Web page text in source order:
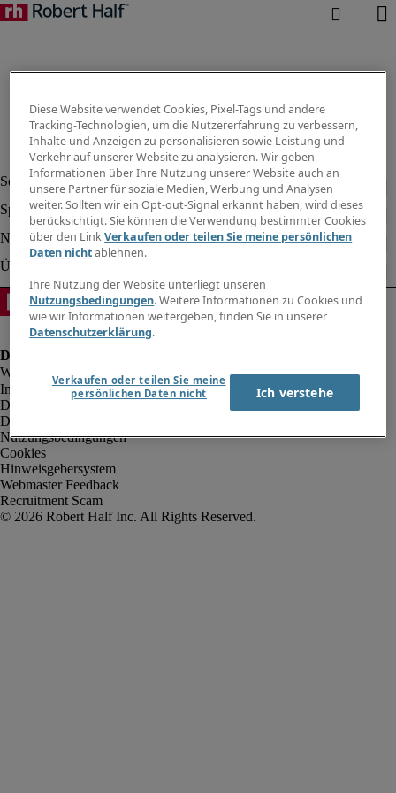
Impressum
Datenschutz
Datenschutz Arbeitnehmer/Zeitarbeitskräfte
Nutzungsbedingungen
Cookies
Hinweisgebersystem
Webmaster Feedback
Recruitment Scam
Diese Website verwendet Cookies, Pixel-Tags und andere
Tracking-Technologien, um die Nutzererfahrung zu verbessern,
Inhalte und Anzeigen zu personalisieren sowie Leistung und
Verkehr auf unserer Website zu analysieren. Wir geben
Informationen über Ihre Nutzung unserer Website auch an
unsere Partner für soziale Medien, Werbung und Analysen
weiter. Sollten wir ein Opt-out-Signal erkannt haben, wird dieses
berücksichtigt. Sie können die Verwendung bestimmter Cookies
über den LinkVerkaufen oder teilen Sie meine persönlichen
Daten nichtablehnen.
Ihre Nutzung der Website unterliegt unseren
Nutzungsbedingungen. Weitere Informationen zu Cookies und
wie wir Informationen weitergeben, finden Sie in unserer
Datenschutzerklärung.
Verkaufen oder teilen Sie meine
persönlichen Daten nicht
Ich verstehe